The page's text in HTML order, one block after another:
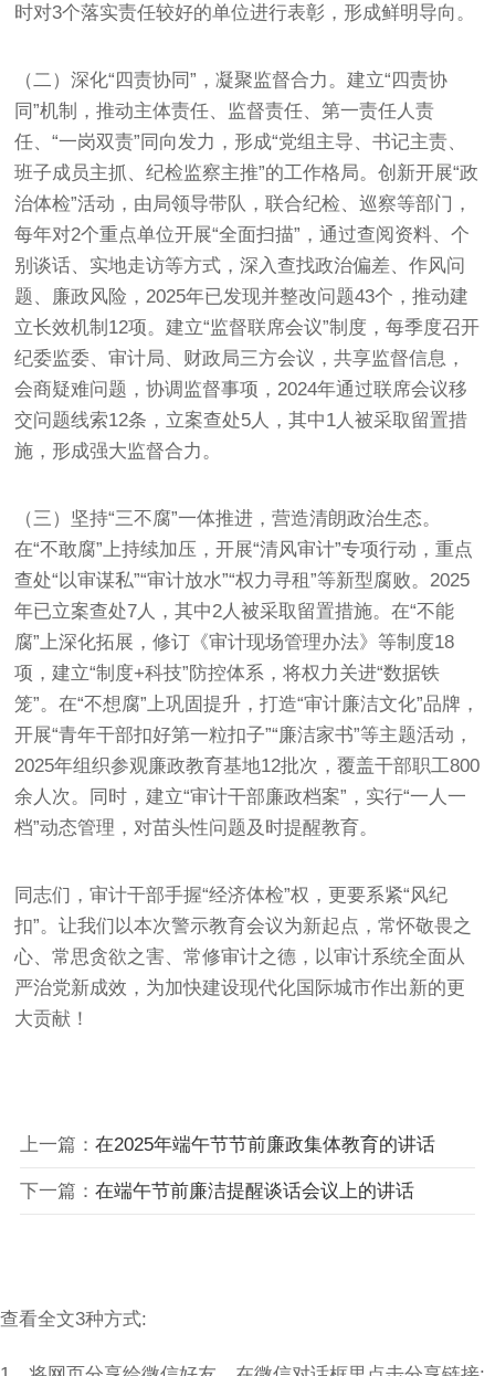
时对3个落实责任较好的单位进行表彰，形成鲜明导向。
（二）深化“四责协同”，凝聚监督合力。建立“四责协
同”机制，推动主体责任、监督责任、第一责任人责
任、“一岗双责”同向发力，形成“党组主导、书记主责、
班子成员主抓、纪检监察主推”的工作格局。创新开展“政
治体检”活动，由局领导带队，联合纪检、巡察等部门，
每年对2个重点单位开展“全面扫描”，通过查阅资料、个
别谈话、实地走访等方式，深入查找政治偏差、作风问
题、廉政风险，2025年已发现并整改问题43个，推动建
立长效机制12项。建立“监督联席会议”制度，每季度召开
纪委监委、审计局、财政局三方会议，共享监督信息，
会商疑难问题，协调监督事项，2024年通过联席会议移
交问题线索12条，立案查处5人，其中1人被采取留置措
施，形成强大监督合力。
（三）坚持“三不腐”一体推进，营造清朗政治生态。
在“不敢腐”上持续加压，开展“清风审计”专项行动，重点
查处“以审谋私”“审计放水”“权力寻租”等新型腐败。2025
年已立案查处7人，其中2人被采取留置措施。在“不能
腐”上深化拓展，修订《审计现场管理办法》等制度18
项，建立“制度+科技”防控体系，将权力关进“数据铁
笼”。在“不想腐”上巩固提升，打造“审计廉洁文化”品牌，
开展“青年干部扣好第一粒扣子”“廉洁家书”等主题活动，
2025年组织参观廉政教育基地12批次，覆盖干部职工800
余人次。同时，建立“审计干部廉政档案”，实行“一人一
档”动态管理，对苗头性问题及时提醒教育。
同志们，审计干部手握“经济体检”权，更要系紧“风纪
扣”。让我们以本次警示教育会议为新起点，常怀敬畏之
心、常思贪欲之害、常修审计之德，以审计系统全面从
严治党新成效，为加快建设现代化国际城市作出新的更
大贡献！
上一篇： 在2025年端午节节前廉政集体教育的讲话
下一篇： 在端午节前廉洁提醒谈话会议上的讲话
查看全文3种方式: